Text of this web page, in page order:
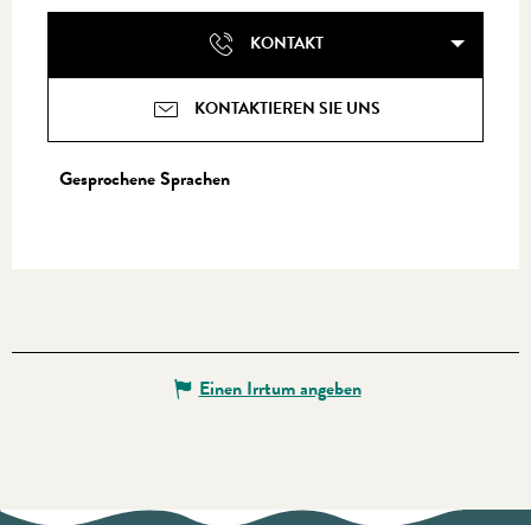
KONTAKT
KONTAKTIEREN SIE UNS
Gesprochene Sprachen
Gesprochene Sprachen
Einen Irrtum angeben